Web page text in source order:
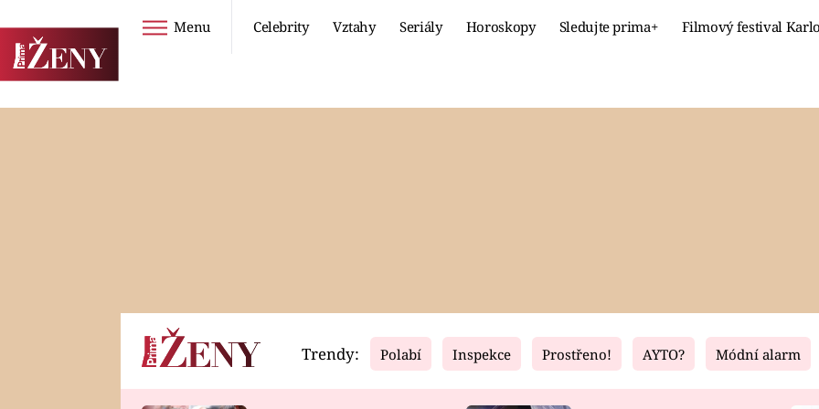
Menu Celebrity Vztahy Seriály Horoskopy Sledujte prima+ Filmový festival
Horoskopy Video Fresh Living
Trendy: Polabí Inspekce Prostřeno! AYTO? Módní alarm